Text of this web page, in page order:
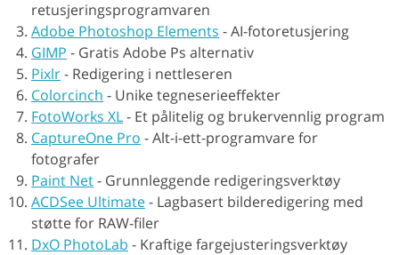
retusjeringsprogramvaren
Adobe Photoshop Elements -AI-fotoretusjering
GIMP - Gratis Adobe Ps alternativ
Pixlr- Redigering i nettleseren
Colorcinch - Unike tegneserieeffekter
FotoWorks XL- Et pålitelig og brukervennlig program
CaptureOne Pro -Alt-i-ett-programvare for
fotografer
Paint Net- Grunnleggende redigeringsverktøy
ACDSee Ultimate- Lagbasert bilderedigering med
støtte for RAW-filer
DxO PhotoLab - Kraftige fargejusteringsverktøy